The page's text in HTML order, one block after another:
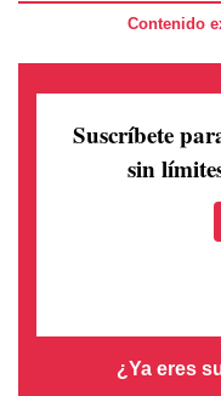
Contenido
Suscríbete
sin
¿Ya eres